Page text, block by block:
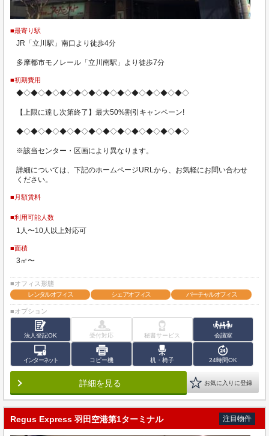
■最寄り駅
JR「立川駅」南口より徒歩4分
多摩都市モノレール「立川南駅」より徒歩7分
■初期費用
◆◇◆◇◆◇◆◇◆◇◆◇◆◇◆◇◆◇◆◇◆◇◆◇
【上限に達し次第終了】最大50%割引キャンペーン!
◆◇◆◇◆◇◆◇◆◇◆◇◆◇◆◇◆◇◆◇◆◇◆◇
※該当センター・区画により異なります。
詳細については、下記のホームページURLから、お気軽にお問い合わせ
ください。
■月額賃料
■利用可能人数
1人〜10人以上対応可
■面積
3㎡〜
■オフィス形態
レンタルオフィス
シェアオフィス バーチャルオフィス
■オプション
法人登記OK 受付対応 秘書サービス 会議室
インターネット コピー機 机・椅子 24時間OK
詳細を見る お気に入りに登録
Regus Express 羽田空港第1ターミナル 注目物件